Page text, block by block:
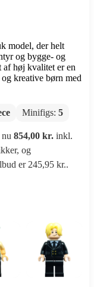
model, der helt
og bygge- og
høj kvalitet er en
kreative børn med
Minifigs: 5
854,00 kr. inkl.
og
er 245,95 kr..